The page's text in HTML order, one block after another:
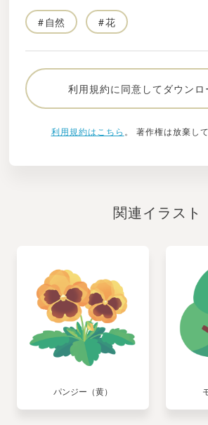
自然 花
利用規約に同意してダウンロ
利用規約はこちら 。 著作権は放棄し
関連イラスト
パンジー（黄）